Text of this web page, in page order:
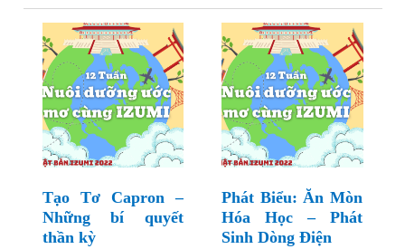
Tạo Tơ Capron –
Những bí quyết
thần kỳ
Phát Biểu: Ăn Mòn
Hóa Học – Phát
Sinh Dòng Điện